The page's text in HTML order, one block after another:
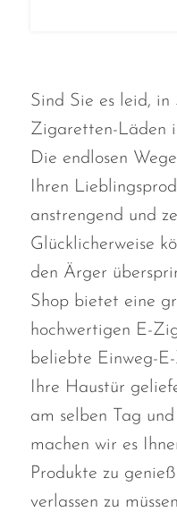
HQD
Ijoy
JNR
Juice Head
Kado Bar
Kartel Vapes
KROS
Lost Angel
Lost Mary
Lost Vape
Lucid Charge
Sind Sie es leid, in
Zigaretten-Läden
Die endlosen
Ihren
anstrengend und
Glücklicherweise
den Ärger
Shop bietet eine
hochwertigen E-
beliebte Einweg-
Ihre Haustür
am selben Tag
machen wir es
Produkte zu
verlassen zu